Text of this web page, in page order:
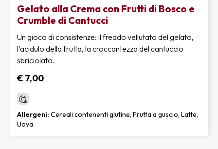
Gelato alla Crema con Frutti di Bosco e
Crumble di Cantucci
Un gioco di consistenze: il freddo vellutato del gelato,
l’acidulo della frutta, la croccantezza del cantuccio
sbriciolato.
€ 7,00
Allergeni: Cereali contenenti glutine, Frutta a guscio, Latte,
Uova